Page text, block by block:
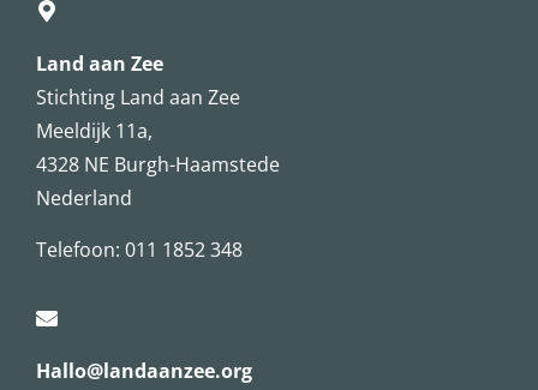
Land aan Zee
Stichting Land aan Zee
Meeldijk 11a,
4328 NE Burgh-Haamstede
Nederland
Telefoon: 011 1852 348
Hallo@landaanzee.org